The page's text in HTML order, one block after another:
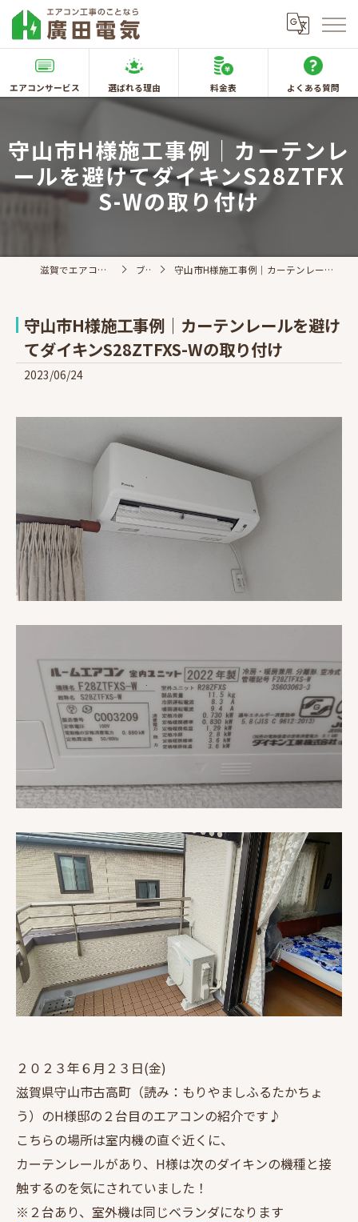
エアコンサービス 選ばれる理由 料金表 よくある質問
守山市H様施工事例｜カーテンレ
ールを避けてダイキンS28ZTFX
S-Wの取り付け
滋賀でエアコン取付なら廣田電気 ブログ 守山市H様施工事例｜カーテンレールを避けてダイキンS28ZTFXS-Wの取り付け
守山市H様施工事例｜カーテンレールを避け
てダイキンS28ZTFXS-Wの取り付け
2023/06/24
２０２３年６月２３日(金)
滋賀県守山市古高町（読み：もりやましふるたかちょ
う）のH様邸の２台目のエアコンの紹介です♪
こちらの場所は室内機の直ぐ近くに、
カーテンレールがあり、H様は次のダイキンの機種と接
触するのを気にされていました！
※２台あり、室外機は同じベランダになります